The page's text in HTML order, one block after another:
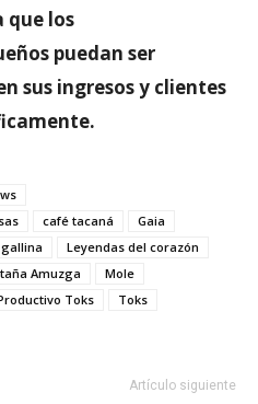
que los
puedan ser
sus ingresos y clientes
café tacaná
Gaia
Leyendas del corazón
Amuzga
Mole
Toks
Toks
Artículo siguiente